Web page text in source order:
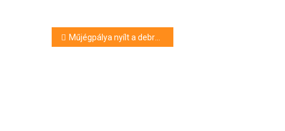
Bejegyzés
Műjégpálya nyílt a debreceni Nagyerdőn